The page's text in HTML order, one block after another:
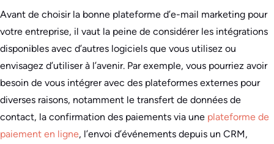
Avant de choisir la bonne plateforme d’e-mail marketing pour
votre entreprise, il vaut la peine de considérer les intégrations
disponibles avec d’autres logiciels que vous utilisez ou
envisagez d’utiliser à l’avenir. Par exemple, vous pourriez avoir
besoin de vous intégrer avec des plateformes externes pour
diverses raisons, notamment le transfert de données de
contact, la confirmation des paiements via une plateforme de
paiement en ligne, l’envoi d’événements depuis un CRM,